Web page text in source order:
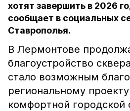
хотят завершить в 2026
сообщает в социальных
Ставрополья.
В Лермонтове
благоустройство
стало возможным
региональному
комфортной городской